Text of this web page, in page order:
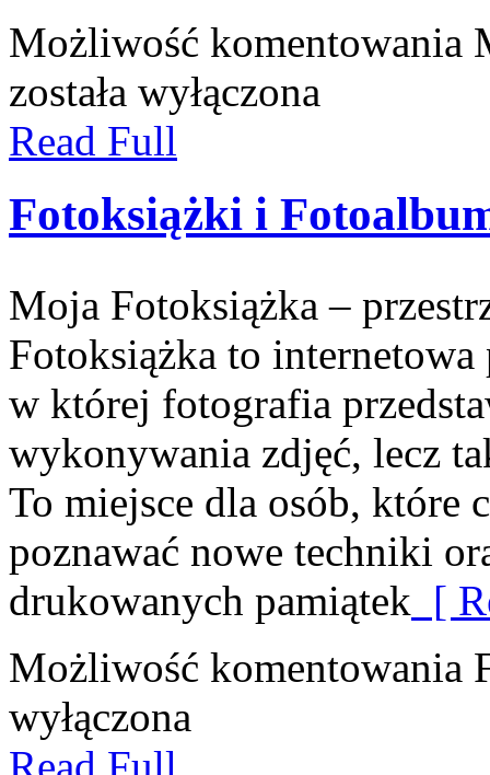
Możliwość komentowania
została wyłączona
Read Full
Fotoksiążki i
Moja Fotoksiążka –
Fotoksiążka to
w której fotografia
wykonywania zdjęć, lecz
To miejsce dla osób, które
poznawać nowe techniki
drukowanych pamiątek [
Możliwość komentowania
wyłączona
Read Full